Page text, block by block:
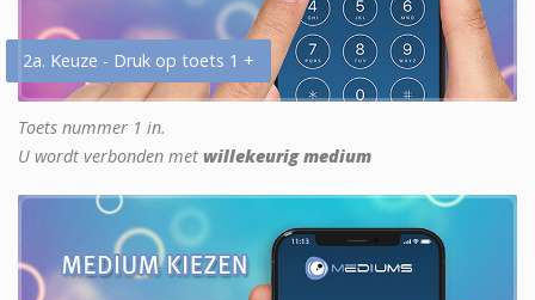
2a. Keuze - Druk op toets 1 +
Toets nummer 1 in.
U wordt verbonden met willekeurig medium